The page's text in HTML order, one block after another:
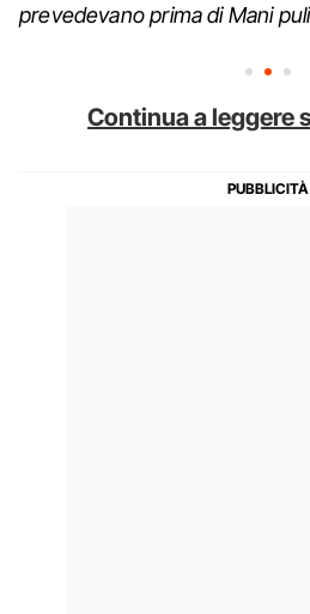
prevedevano prima di Mani
Continua a leggere